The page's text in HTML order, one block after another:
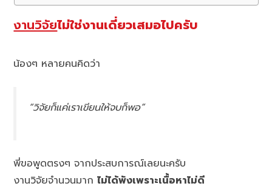
งานวิจัยไม่ใช่งานเดี่ยวเสมอไปครับ
น้องๆ หลายคนคิดว่า
“วิจัยก็แค่เราเขียนให้จบก็พอ”
พี่ขอพูดตรงๆ จากประสบการณ์เลยนะครับ
งานวิจัยจำนวนมากไม่ได้พังเพราะเนื้อหาไม่ดี